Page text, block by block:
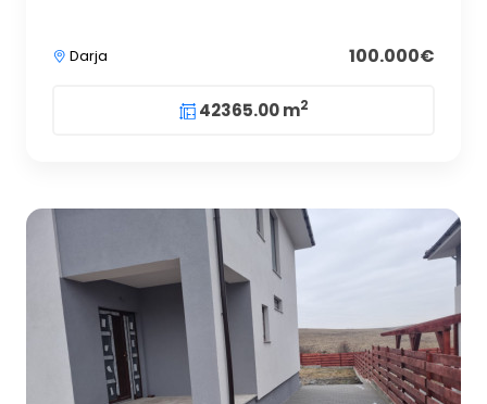
Darja 100.000€
42365.00 m2